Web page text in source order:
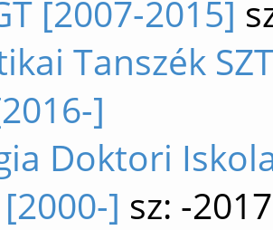
[2007-2015]
Tanszék
]
Doktori
] sz: -2017